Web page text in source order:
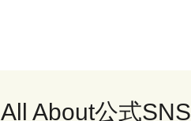
All About公式SNS